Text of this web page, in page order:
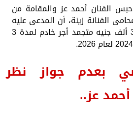
الفنان أحمد عز والمقامة من
الفنانة زينة، أن المدعى عليه
لم يقم بسداد مبلغ 30 ألف جنيه متجمد أجر خادم لمدة 3
بعدم جواز نظر
عز..